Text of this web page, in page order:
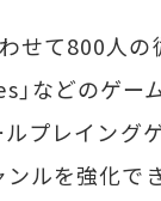
て800人の
などのゲー
ルプレイング
ルを強化で